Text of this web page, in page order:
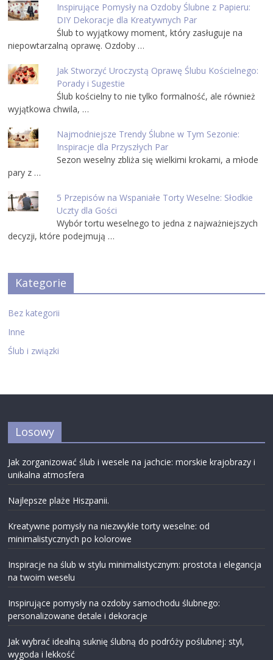
Inspirujące Pomysły na Ozdoby Ślubne z Papieru:
DIY Dekoracje dla Kreatywnych Par
Ślub to wyjątkowy moment, który zasługuje na
niepowtarzalną oprawę. Ozdoby …
Jak Stworzyć Uroczystą Oprawę Ślubu Kościelnego:
Porady i Sugestie
Ślub kościelny to nie tylko formalność, ale również
wyjątkowa chwila, …
Najmodniejsze Trendy Ślubne w Tym Sezonie:
Inspiracje dla Przyszłych Par
Sezon weselny zbliża się wielkimi krokami, a młode
pary z …
5 Przepisów na Wspaniałe Torty Weselne: Słodkie
Uczty dla Gości
Wybór tortu weselnego to jedna z najważniejszych
decyzji, które podejmują …
Kategorie
Bez kategorii
Inne
Ślub i związki
Losowy
Jak zorganizować ślub i wesele na jachcie: morskie krajobrazy i
unikalna atmosfera
Najlepsze plaże Hiszpanii.
Kreatywne pomysły na niezwykłe torty weselne: od
minimalistycznych po kolorowe
Inspiracje na ślub w stylu minimalistycznym: prostota i elegancja
na twoim weselu
Inspirujące pomysły na ozdoby samochodu ślubnego:
personalizowane detale i dekoracje
Jak wybrać idealną suknię ślubną do podróży poślubnej: styl,
wygoda i lekkość